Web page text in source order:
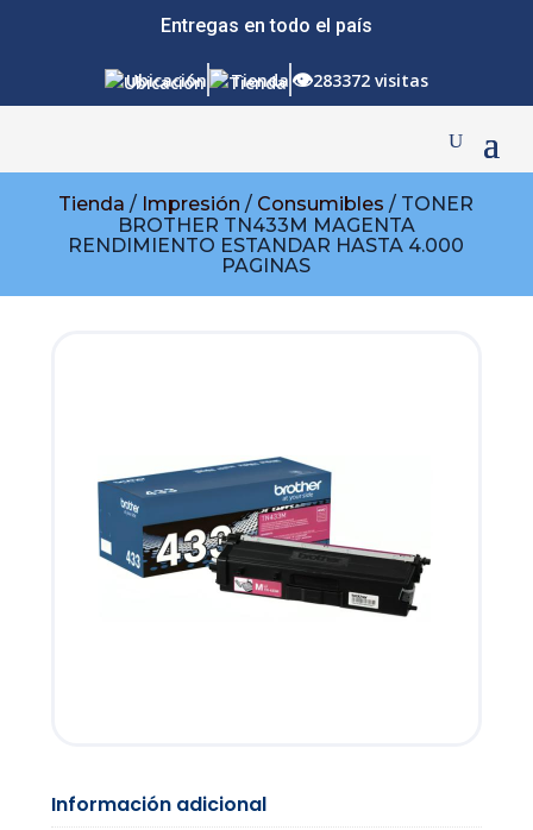
Entregas en todo el país
Ubicación Tienda 👁283372 visitas
Tienda / Impresión / Consumibles / TONER
BROTHER TN433M MAGENTA
RENDIMIENTO ESTANDAR HASTA 4.000
PAGINAS
Información adicional